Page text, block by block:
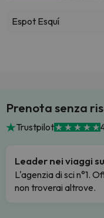
Espot Esquí
Prenota senza
Trustpilot
Leader nei viaggi
L'agenzia di sci n°1.
non troverai altrove.